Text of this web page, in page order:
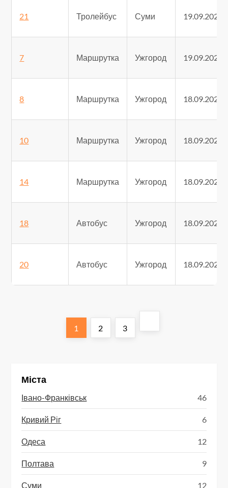
21 Тролейбус Суми 19.09.2025
7 Маршрутка Ужгород 19.09.2025
8 Маршрутка Ужгород 18.09.2025
10 Маршрутка Ужгород 18.09.2025
14 Маршрутка Ужгород 18.09.2025
18 Автобус Ужгород 18.09.2025
20 Автобус Ужгород 18.09.2025
1 2 3
Міста
Івано-Франківськ 46
Кривий Ріг 6
Одеса 12
Полтава 9
Суми 12